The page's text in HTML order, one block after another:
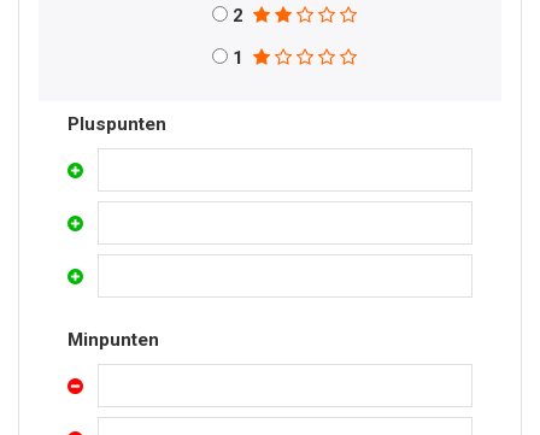
2
1
Pluspunten
Minpunten